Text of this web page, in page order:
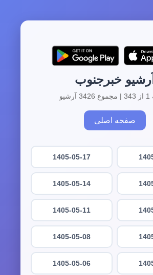
آرشیو خبرجنوب
صفحه اصلی
1405-05-17
1405-05-14
1405-05-11
1405-05-08
1405-05-06